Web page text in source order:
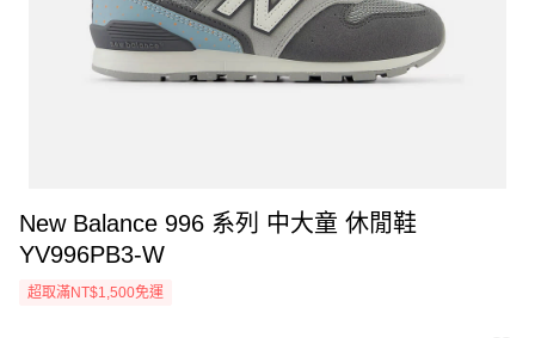
New Balance 996 系列 中大童 休閒鞋
YV996PB3-W
超取滿NT$1,500免運